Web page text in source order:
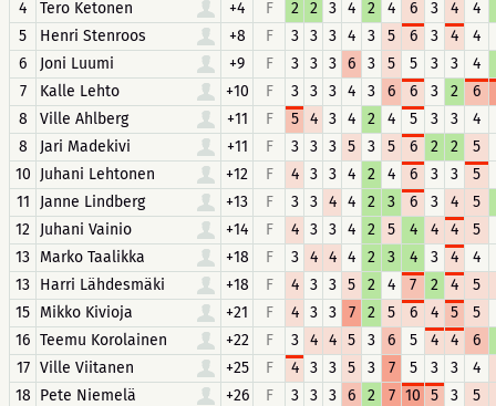
4
Tero Ketonen +4 F 2 2 3 4 2 4 6 3 4
4
5
Henri Stenroos +8 F 3 3 3 4 3 5 6 3 4
4
6
Joni Luumi +9 F 3 3 3 6 3 5 5 3 3
4
7
Kalle Lehto +10 F 3 3 3 4 3 6 6 3 2
6
8
Ville Ahlberg +11 F 5 4 3 4 2 4 5 3 3
4
8
Jari Madekivi +11 F 3 3 3 5 3 5 6 2 2
5
10 Juhani Lehtonen +12 F 4 3 3 4 2 4 6 3 3
5
11
Janne Lindberg +13 F 3 3 4 4 2 3 6 3 4
5
12 Juhani Vainio +14 F 4 3 3 4 2 5 4 4 4
5
13 Marko Taalikka +18 F 3 4 4 4 2 3 4 3 4
4
13 Harri Lähdesmäki +18 F 4 3 3 5 2 4 7 2 4
5
15 Mikko Kivioja +21 F 4 3 3 7 2 5 6 4 5
5
16 Teemu Korolainen +22 F 3 4 4 5 3 6 5 4 4
6
17 Ville Viitanen +25 F 4 3 3 5 3 7 5 3 3
4
18 Pete Niemelä +26 F 3 3 3 6 2 7 10 5 3
5